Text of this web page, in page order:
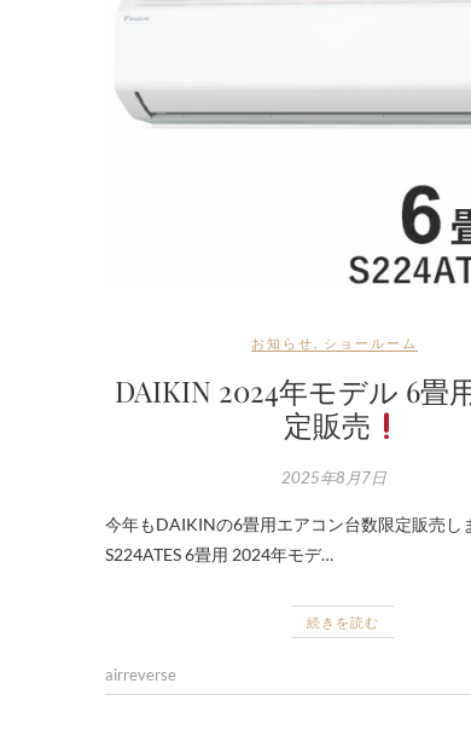
お知らせ ショールーム
DAIKIN 2024年モデル 6畳
定販売
2025年8月7日
今年もDAIKINの6畳用エアコン台数限定販売し
S224ATES 6畳用 2024年モデ…
続きを読む
airreverse